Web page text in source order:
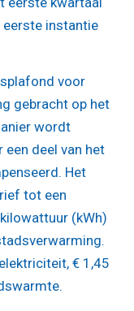
eerste instantie
voor
gebracht op het
wordt
deel van het
Het
tot een
(kWh)
€ 1,45